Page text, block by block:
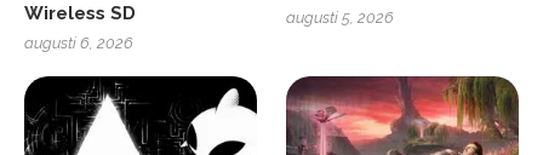
Wireless SD
augusti 6, 2026
augusti 5, 2026